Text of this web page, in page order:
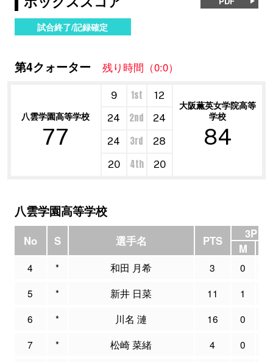
試合終了/記録確定
第4クォーター 残り時間（0:0）
八雲学園高等学校
77
9 1st 12
大阪薫英女学院高等
学校
84
24 2nd
24
24
3rd
28
20
4th 20
八雲学園高等学校
No S 選手名 PTS
3P
M
4 * 和田 月希 3 0
5
* 新井 日菜 11 1
6
* 川名 漣 16 0
7
* 松崎 菜緒 4 0